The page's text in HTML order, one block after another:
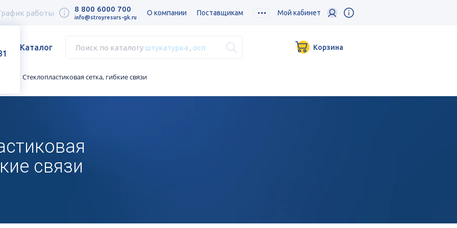
работы 8 800 6000 700
info@stroyresurs-gk.ru
О компании Поставщикам Мой кабинет
Каталог Поиск по каталогу штукатурка осп Корзина
Стеклопластиковая сетка, гибкие связи
связи